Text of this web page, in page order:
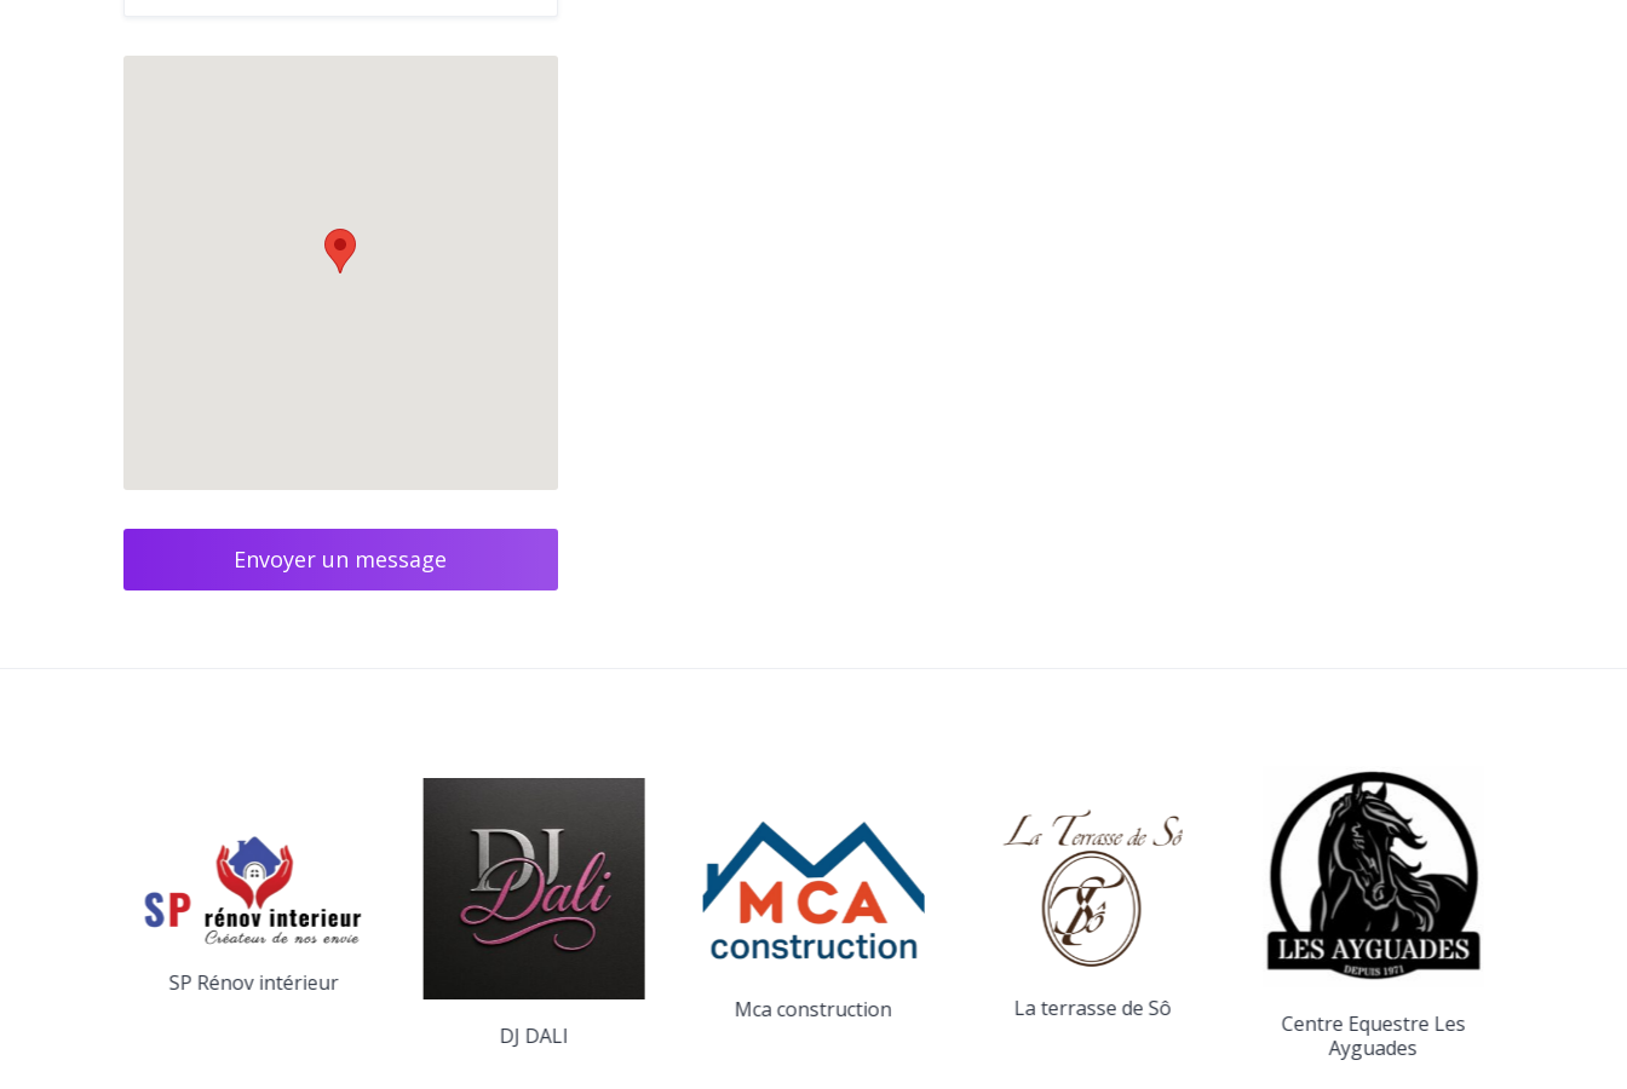
Envoyer un message
SP Rénov intérieur
DJ DALI
Mca construction La terrasse de Sô
Centre Equestre Les
Ayguades